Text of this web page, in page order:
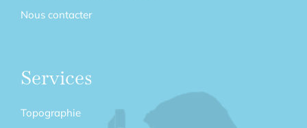
Nous contacter
Services
Topographie